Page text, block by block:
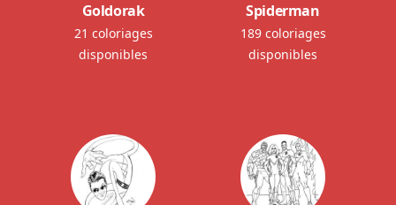
Goldorak
21 coloriages
disponibles
Spiderman
189 coloriages
disponibles